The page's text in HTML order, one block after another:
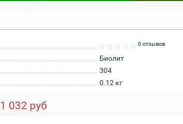
0 отзывов
Биолит
304
0.12 кг
1 032 руб